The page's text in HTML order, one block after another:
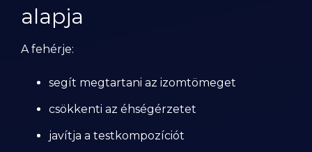
alapja
A fehérje:
segít megtartani az izomtömeget
csökkenti az éhségérzetet
javítja a testkompozíciót